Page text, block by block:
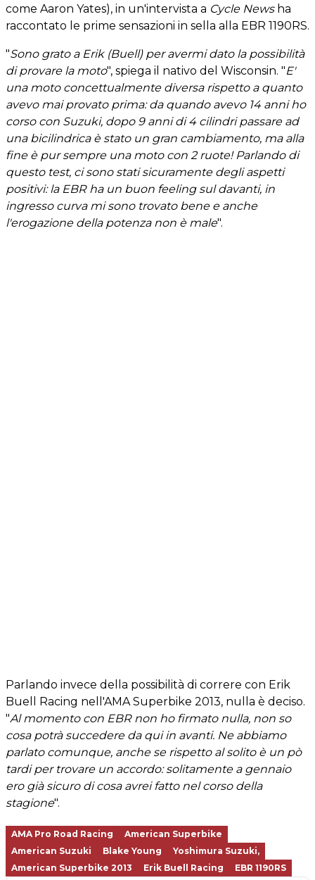
come Aaron Yates), in un'intervista a Cycle Newsha
raccontato le prime sensazioni in sella alla EBR 1190RS.
"Sono grato a Erik (Buell) per avermi dato la possibilità
di provare la moto", spiega il nativo del Wisconsin. "E'
una moto concettualmente diversa rispetto a quanto
avevo mai provato prima: da quando avevo 14 anni ho
corso con Suzuki, dopo 9 anni di 4 cilindri passare ad
una bicilindrica è stato un gran cambiamento, ma alla
fine è pur sempre una moto con 2 ruote! Parlando di
questo test, ci sono stati sicuramente degli aspetti
positivi: la EBR ha un buon feeling sul davanti, in
ingresso curva mi sono trovato bene e anche
l'erogazione della potenza non è male".
Parlando invece della possibilità di correre con Erik
Buell Racing nell'AMA Superbike 2013, nulla è deciso.
"Al momento con EBR non ho firmato nulla, non so
cosa potrà succedere da qui in avanti. Ne abbiamo
parlato comunque, anche se rispetto al solito è un pò
tardi per trovare un accordo: solitamente a gennaio
ero già sicuro di cosa avrei fatto nel corso della
stagione".
AMA Pro Road Racing
American Superbike
American Suzuki
Blake Young
Yoshimura Suzuki,
American Superbike 2013
Erik Buell Racing EBR 1190RS